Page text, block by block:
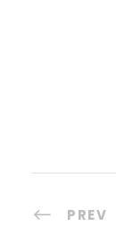
PREV